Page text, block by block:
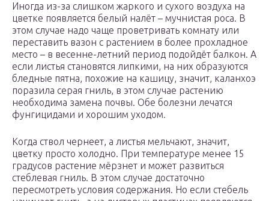
Иногда из-за слишком жаркого и сухого воздуха на
цветке появляется белый налёт – мучнистая роса. В
этом случае надо чаще проветривать комнату или
переставить вазон с растением в более прохладное
место – в весенне-летний период подойдёт балкон. А
если листья становятся липкими, на них образуются
бледные пятна, похожие на кашицу, значит, каланхоэ
поразила серая гниль, в этом случае растению
необходима замена почвы. Обе болезни лечатся
фунгицидами и хорошим уходом.
Когда ствол чернеет, а листья мельчают, значит,
цветку просто холодно. При температуре менее 15
градусов растение мёрзнет и может развиться
стеблевая гниль. В этом случае достаточно
пересмотреть условия содержания. Но если стебель